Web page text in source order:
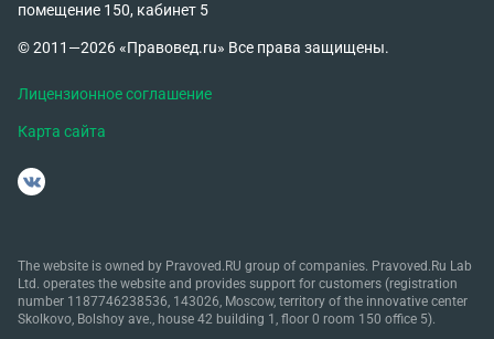
помещение 150, кабинет 5
© 2011—2026 «Правовед.ru» Все права защищены.
Лицензионное соглашение
Карта сайта
The website is owned by Pravoved.RU group of companies. Pravoved.Ru Lab
Ltd. operates the website and provides support for customers (registration
number 1187746238536, 143026, Moscow, territory of the innovative center
Skolkovo, Bolshoy ave., house 42 building 1, floor 0 room 150 office 5).